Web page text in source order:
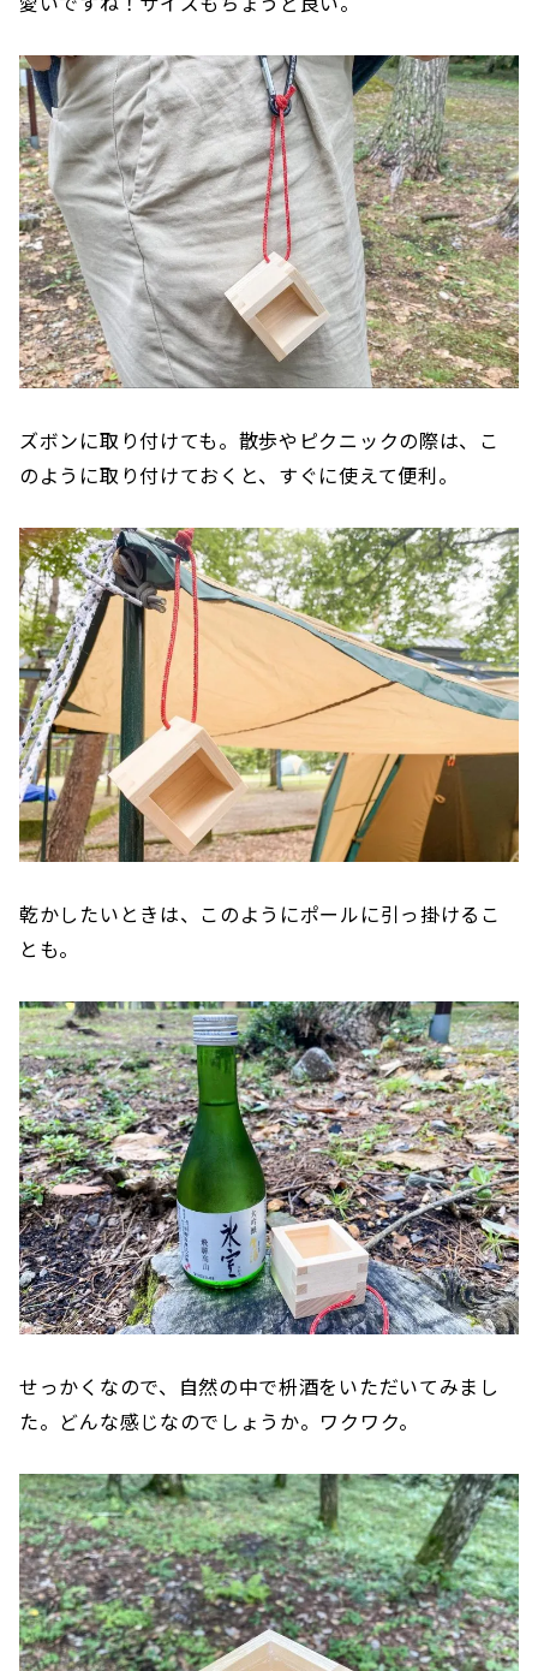
ズボンに取り付けても。散歩やピクニックの際は、こ
のように取り付けておくと、すぐに使えて便利。
乾かしたいときは、このようにポールに引っ掛けるこ
とも。
せっかくなので、自然の中で枡酒をいただいてみまし
た。どんな感じなのでしょうか。ワクワク。